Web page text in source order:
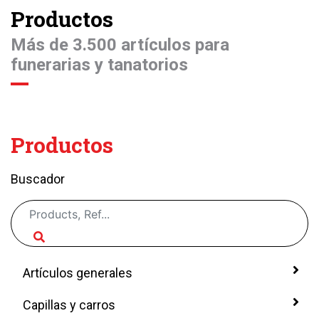
Productos
Más de 3.500 artículos para
funerarias y tanatorios
Productos
Buscador
Artículos generales
Capillas y carros